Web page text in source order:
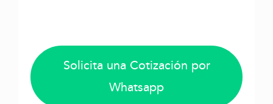
Solicita una Cotización por
Whatsapp